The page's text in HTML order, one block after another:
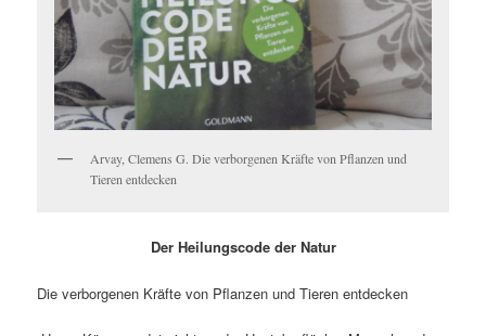
Arvay, Clemens G. Die verborgenen Kräfte von Pflanzen und
Tieren entdecken
Der Heilungscode der Natur
Die verborgenen Kräfte von Pflanzen und Tieren entdecken